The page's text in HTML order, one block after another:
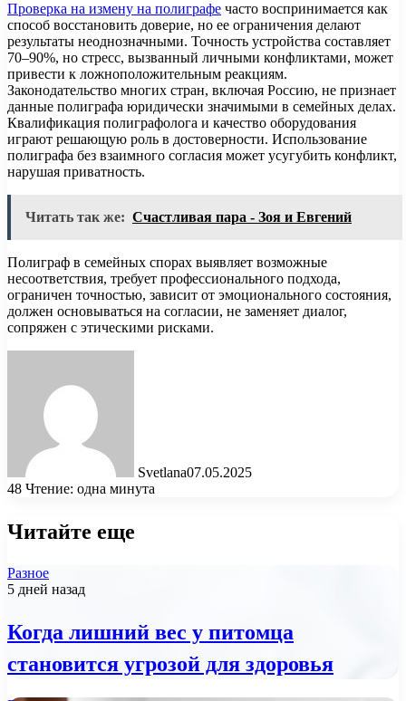
Проверка на измену на полиграфе часто воспринимается как
способ восстановить доверие, но ее ограничения делают
результаты неоднозначными. Точность устройства составляет
70–90%, но стресс, вызванный личными конфликтами, может
привести к ложноположительным реакциям.
Законодательство многих стран, включая Россию, не признает
данные полиграфа юридически значимыми в семейных делах.
Квалификация полиграфолога и качество оборудования
играют решающую роль в достоверности. Использование
полиграфа без взаимного согласия может усугубить конфликт,
нарушая приватность.
Читать так же: Счастливая пара - Зоя и Евгений
Полиграф в семейных спорах выявляет возможные
несоответствия, требует профессионального подхода,
ограничен точностью, зависит от эмоционального состояния,
должен основываться на согласии, не заменяет диалог,
сопряжен с этическими рисками.
Svetlana07.05.2025
48 Чтение: одна минута
Читайте еще
Разное
5 дней назад
Когда лишний вес у питомца
становится угрозой для здоровья